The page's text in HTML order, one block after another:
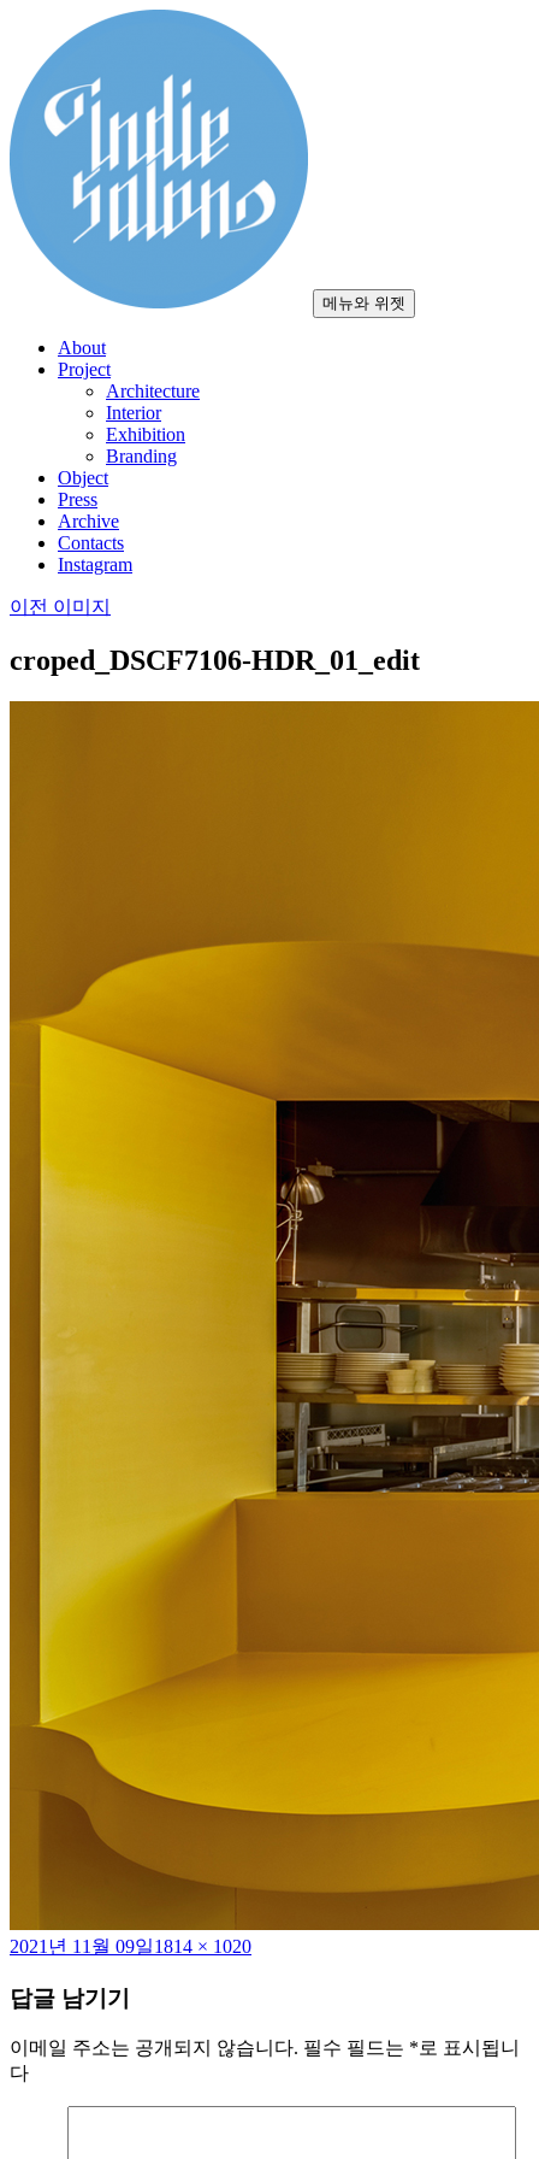
로
건
너
뛰
기
메뉴와 위젯
About
Project
Architecture
Interior
Exhibition
Branding
Object
Press
Archive
Contacts
Instagram
이전 이미지
croped_DSCF7106-HDR_01_edit
작
일
2021년 11월 09일전
1814 × 1020
답글 남기기
이메일 주소는 공개되지 않습니다. 필수 필드는 *로 표시됩니
다